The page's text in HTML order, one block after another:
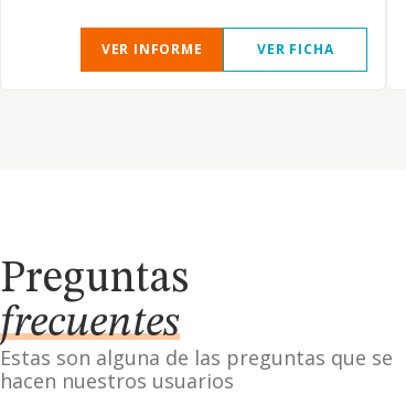
VER INFORME VER FICHA
Preguntas
frecuentes
Estas son alguna de las preguntas que se
hacen nuestros usuarios